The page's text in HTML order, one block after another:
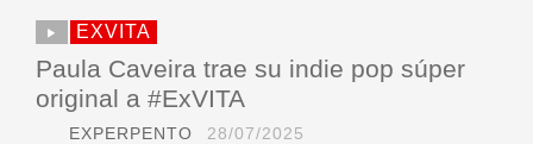
EXVITA
Paula Caveira trae su indie pop súper
original a #ExVITA
EXPERPENTO 28/07/2025